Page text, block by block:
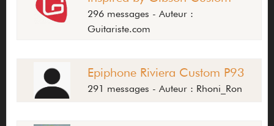
296 messages - Auteur :
Guitariste.com
Epiphone Riviera Custom P93
291 messages - Auteur : Rhoni_Ron